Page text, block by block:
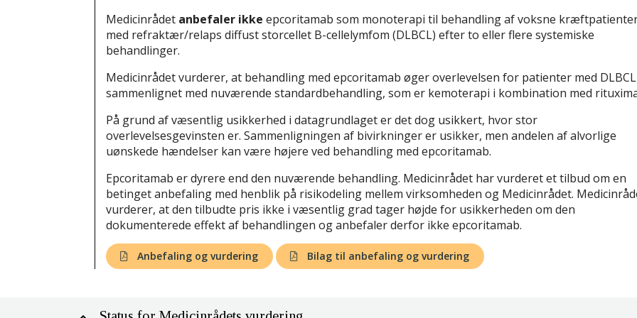
Medicinrådet anbefaler ikke epcoritamab som monoterapi til behandling af voksne
med refraktær/relaps diffust storcellet B-cellelymfom (DLBCL) efter to eller flere systemiske
behandlinger.
Medicinrådet vurderer, at behandling med epcoritamab øger overlevelsen for patienter med DLBCL
sammenlignet med nuværende standardbehandling, som er kemoterapi i kombination med
På grund af væsentlig usikkerhed i datagrundlaget er det dog usikkert, hvor stor
overlevelsesgevinsten er. Sammenligningen af bivirkninger er usikker, men andelen af alvorlige
uønskede hændelser kan være højere ved behandling med epcoritamab.
Epcoritamab er dyrere end den nuværende behandling. Medicinrådet har vurderet et tilbud om en
betinget anbefaling med henblik på risikodeling mellem virksomheden og Medicinrådet.
vurderer, at den tilbudte pris ikke i væsentlig grad tager højde for usikkerheden om den
dokumenterede effekt af behandlingen og anbefaler derfor ikke epcoritamab.
Anbefaling og vurdering Bilag til anbefaling og vurdering